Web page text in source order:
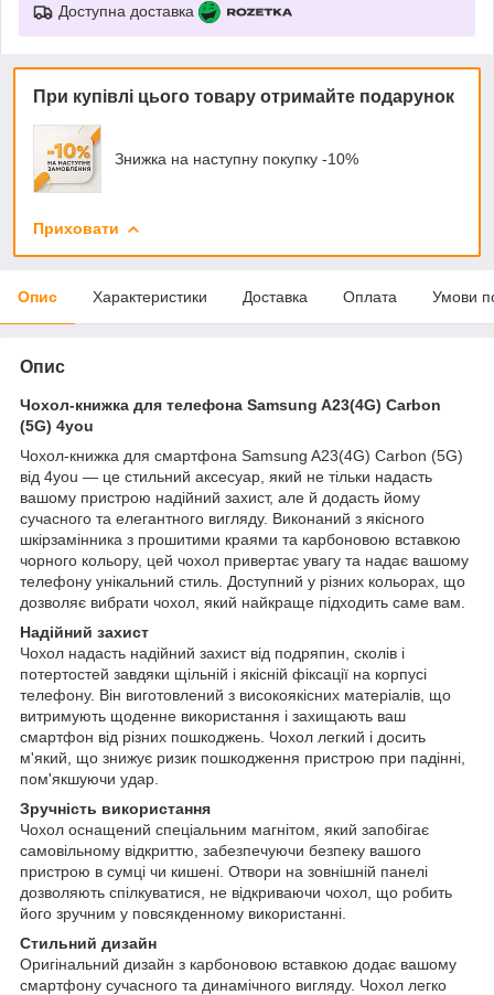
Доступна доставка
При купівлі цього товару отримайте подарунок
Знижка на наступну покупку -10%
Приховати
Опис Характеристики Доставка Оплата Умови
Опис
Чохол-книжка для телефона Samsung A23(4G) Carbon
(5G) 4you
Чохол-книжка для смартфона Samsung A23(4G) Carbon (5G)
від 4you — це стильний аксесуар, який не тільки надасть
вашому пристрою надійний захист, але й додасть йому
сучасного та елегантного вигляду. Виконаний з якісного
шкірзамінника з прошитими краями та карбоновою вставкою
чорного кольору, цей чохол привертає увагу та надає вашому
телефону унікальний стиль. Доступний у різних кольорах, що
дозволяє вибрати чохол, який найкраще підходить саме вам.
Надійний захист
Чохол надасть надійний захист від подряпин, сколів і
потертостей завдяки щільній і якісній фіксації на корпусі
телефону. Він виготовлений з високоякісних матеріалів, що
витримують щоденне використання і захищають ваш
смартфон від різних пошкоджень. Чохол легкий і досить
м'який, що знижує ризик пошкодження пристрою при падінні,
пом'якшуючи удар.
Зручність використання
Чохол оснащений спеціальним магнітом, який запобігає
самовільному відкриттю, забезпечуючи безпеку вашого
пристрою в сумці чи кишені. Отвори на зовнішній панелі
дозволяють спілкуватися, не відкриваючи чохол, що робить
його зручним у повсякденному використанні.
Стильний дизайн
Оригінальний дизайн з карбоновою вставкою додає вашому
смартфону сучасного та динамічного вигляду. Чохол легко